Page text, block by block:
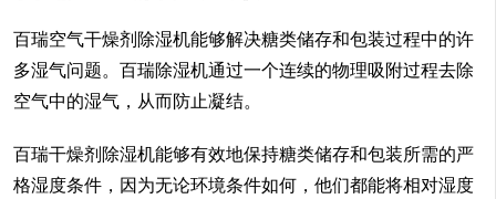
百瑞空气干燥剂除湿机能够解决糖类储存和包装过程中的许
多湿气问题。百瑞除湿机通过一个连续的物理吸附过程去除
空气中的湿气，从而防止凝结。
百瑞干燥剂除湿机能够有效地保持糖类储存和包装所需的严
格湿度条件，因为无论环境条件如何，他们都能将相对湿度